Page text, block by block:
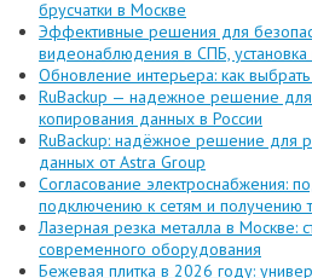
брусчатки в Москве
Эффективные решения для
видеонаблюдения в СПБ,
Обновление интерьера: как
RuBackup — надежное решение
копирования данных в России
RuBackup: надёжное решение для
данных от Astra Group
Согласование электроснабжения:
подключению к сетям и получению
Лазерная резка металла в Москве:
современного оборудования
Бежевая плитка в 2026 году: